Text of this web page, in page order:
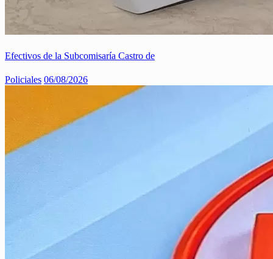
Efectivos de la Subcomisaría Castro de
Policiales 06/08/2026